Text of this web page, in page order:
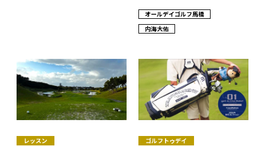
オールデイゴルフ馬橋
内海大佑
レッスン ゴルフトゥデイ